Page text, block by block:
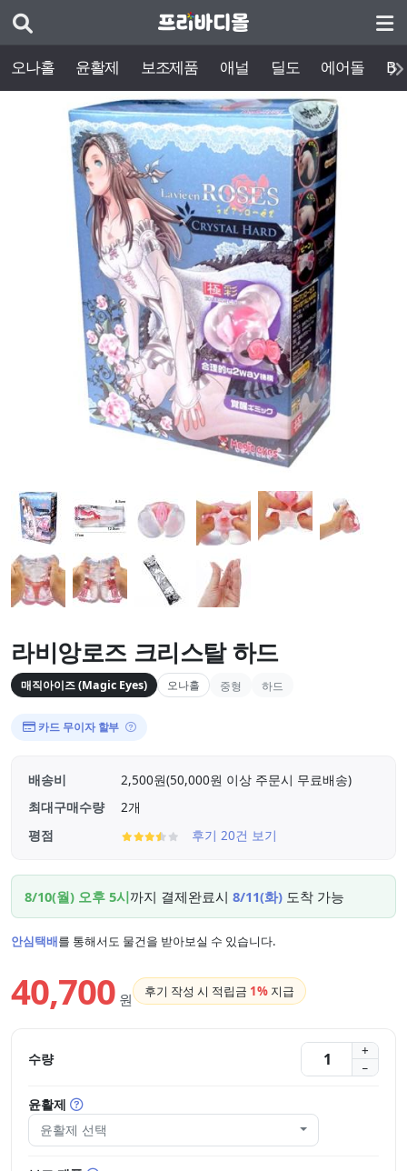
오나홀 윤활제 보조제품 애널 딜도 에어돌
라비앙로즈 크리스탈 하드
매직아이즈 (Magic Eyes) 오나홀 중형 하드
카드 무이자 할부
배송비
2,500원(50,000원 이상 주문시 무료배송)
최대구매수량
2개
평점
후기 20건 보기
8/10(월) 오후 5시까지 결제완료시 8/11(화) 도착 가능
안심택배를 통해서도 물건을 받아보실 수 있습니다.
40,700 원 후기 작성 시 적립금 1% 지급
수량
윤활제
윤활제 선택